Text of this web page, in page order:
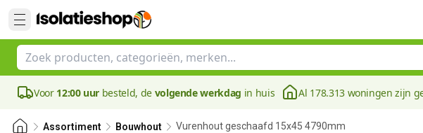
Voor 12:00 uur besteld, de volgende werkdag in huis Al 178.313 woningen zijn
Assortiment Bouwhout Vurenhout geschaafd 15x45 4790mm